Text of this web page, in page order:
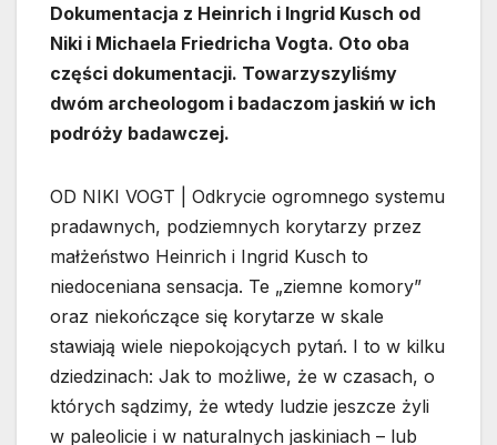
Dokumentacja z Heinrich i Ingrid Kusch od
Niki i Michaela Friedricha Vogta. Oto oba
części dokumentacji. Towarzyszyliśmy
dwóm archeologom i badaczom jaskiń w ich
podróży badawczej.
OD NIKI VOGT | Odkrycie ogromnego systemu
pradawnych, podziemnych korytarzy przez
małżeństwo Heinrich i Ingrid Kusch to
niedoceniana sensacja. Te „ziemne komory”
oraz niekończące się korytarze w skale
stawiają wiele niepokojących pytań. I to w kilku
dziedzinach: Jak to możliwe, że w czasach, o
których sądzimy, że wtedy ludzie jeszcze żyli
w paleolicie i w naturalnych jaskiniach – lub